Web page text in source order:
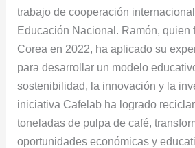
trabajo de cooperación
Educación Nacional. Ramón, quien
Corea en 2022, ha aplicado su
para desarrollar un modelo
sostenibilidad, la innovación y la
iniciativa Cafelab ha logrado
toneladas de pulpa de café,
oportunidades económicas y